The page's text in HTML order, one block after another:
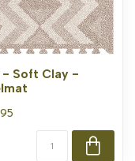
- Soft Clay -